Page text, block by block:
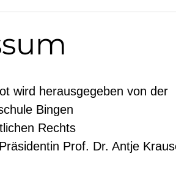
wird herausgegeben von der
Bingen
Rechts
Prof. Dr. Antje